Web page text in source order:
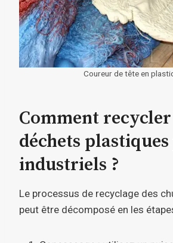
Coureur de tête en
Comment
déchets
industriels ?
Le processus de recyclage des
peut être décomposé en les